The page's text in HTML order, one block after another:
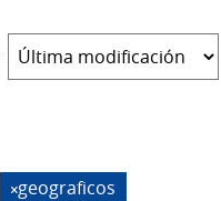
geograficos